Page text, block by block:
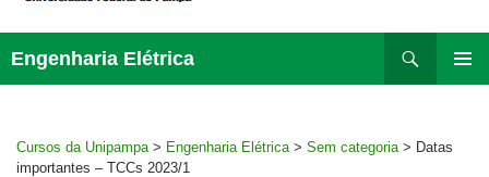
Engenharia Elétrica
para
Cursos da Unipampa > Engenharia Elétrica > Sem categoria > Datas
importantes – TCCs 2023/1